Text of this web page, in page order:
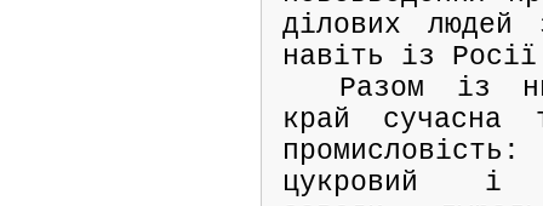
ділових
навіть із
Разом із
край сучасна
цукровий і